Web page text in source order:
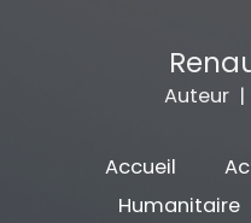
Auteur
Accueil
Humanitaire